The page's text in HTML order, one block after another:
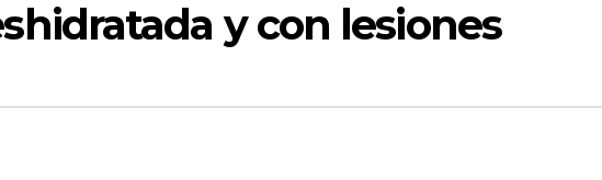
y con lesiones